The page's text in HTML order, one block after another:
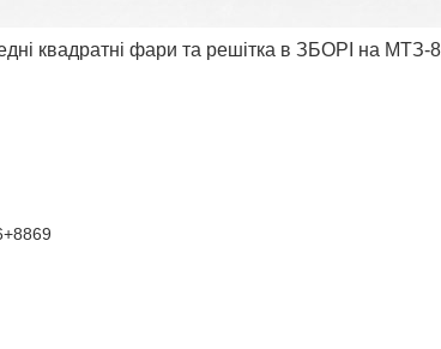
квадратні фари та решітка в ЗБОРІ на МТЗ-